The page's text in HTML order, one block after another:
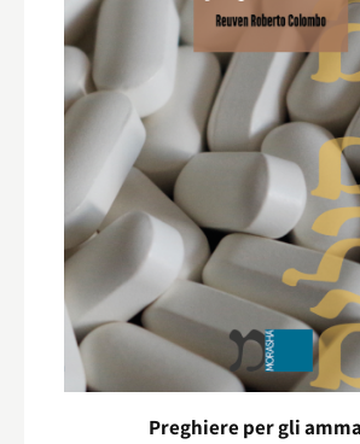
Preghiere per gli